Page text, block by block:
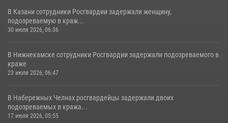
В Казани сотрудники Росгвардии задержали женщину,
подозреваемую в краж...
30 июля 2026, 06:36
В Нижнекамске сотрудники Росгвардии задержали подозреваемого в
краже
23 июля 2026, 06:47
В Набережных Челнах росгвардейцы задержали двоих
подозреваемых в кража...
17 июля 2026, 05:55